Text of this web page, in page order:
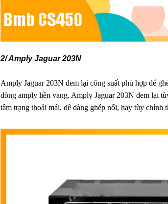
2/ Amply Jaguar 203N
Amply Jaguar 203N đem lại công suất phù hợp để
dòng amply liền vang. Amply Jaguar 203N đem lại
tâm trạng thoải mái, dễ dàng ghép nối, hay tùy chỉnh